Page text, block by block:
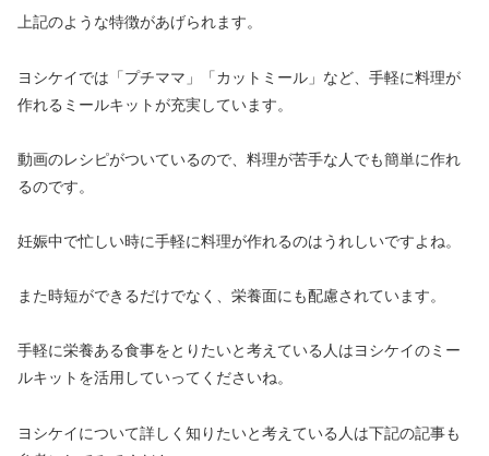
上記のような特徴があげられます。
ヨシケイでは「プチママ」「カットミール」など、手軽に料理が
作れるミールキットが充実しています。
動画のレシピがついているので、料理が苦手な人でも簡単に作れ
るのです。
妊娠中で忙しい時に手軽に料理が作れるのはうれしいですよね。
また時短ができるだけでなく、栄養面にも配慮されています。
手軽に栄養ある食事をとりたいと考えている人はヨシケイのミー
ルキットを活用していってくださいね。
ヨシケイについて詳しく知りたいと考えている人は下記の記事も